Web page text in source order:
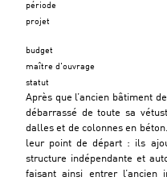
période
projet
budget
maître d'ouvrage
statut
Après que l’ancien bâtiment
débarrassé de toute sa
dalles et de colonnes en
leur point de départ : ils
structure indépendante et
faisant ainsi entrer l’ancien